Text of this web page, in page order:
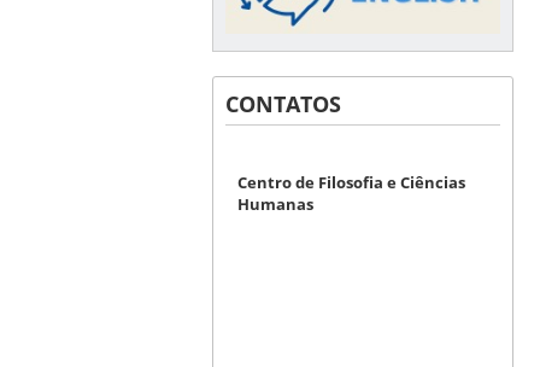
CONTATOS
Centro de Filosofia e Ciências
Humanas